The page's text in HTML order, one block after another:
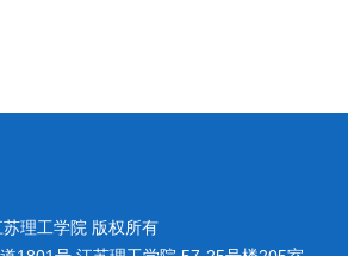
理工学院 版权所有